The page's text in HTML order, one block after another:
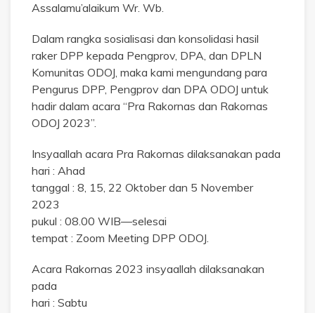
Assalamu’alaikum Wr. Wb.
Dalam rangka sosialisasi dan konsolidasi hasil
raker DPP kepada Pengprov, DPA, dan DPLN
Komunitas ODOJ, maka kami mengundang para
Pengurus DPP, Pengprov dan DPA ODOJ untuk
hadir dalam acara “Pra Rakornas dan Rakornas
ODOJ 2023”.
Insyaallah acara Pra Rakornas dilaksanakan pada
hari : Ahad
tanggal : 8, 15, 22 Oktober dan 5 November
2023
pukul : 08.00 WIB—selesai
tempat : Zoom Meeting DPP ODOJ.
Acara Rakornas 2023 insyaallah dilaksanakan
pada
hari : Sabtu